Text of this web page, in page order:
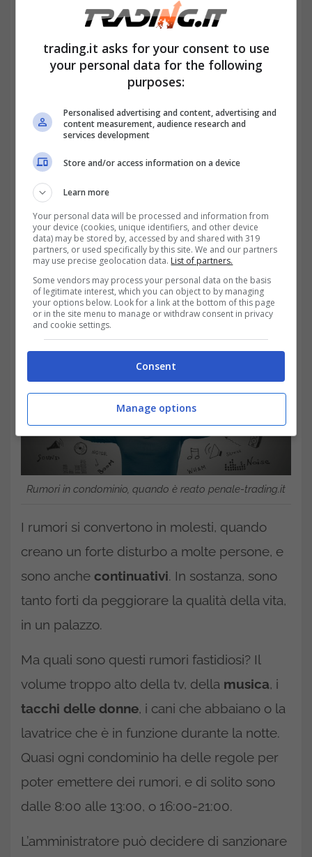
agli spazi comuni di un condominio, i
condomini devono fare molta attenzione a
non causare rumori molesti.
Rumori in condominio, quando è reato penale-trading.it
I rumori si convertono in molesti, quando
creano un forte disturbo a molte persone, e
sono anche continuativi. In sostanza, sono
tanto forti da peggiorare la qualità della vita,
in un palazzo.
Ma quali sono questi rumori fastidiosi? Il
volume troppo alto della tv, della musica, i
tacchi delle donne, i cani che abbaiano o la
lavatrice che è in funzione durante la notte.
Quasi ogni condominio ha delle regole per
poter emettere dei rumori, e di solito sono
dalle 8:00 alle 13:00, o 16:00-21:00.
L’amministratore può decidere di sanzionare
trading.it asks for your consent to use
your personal data for the following
purposes:
Personalised advertising and content, advertising and
content measurement, audience research and
services development
Store and/or access information on a device
Learn more
Your personal data will be processed and information from
your device (cookies, unique identifiers, and other device
data) may be stored by, accessed by and shared with 319
partners, or used specifically by this site. We and our partners
may use precise geolocation data. List of partners.
Some vendors may process your personal data on the basis
of legitimate interest, which you can object to by managing
your options below. Look for a link at the bottom of this page
or in the site menu to manage or withdraw consent in privacy
and cookie settings.
Consent
Manage options